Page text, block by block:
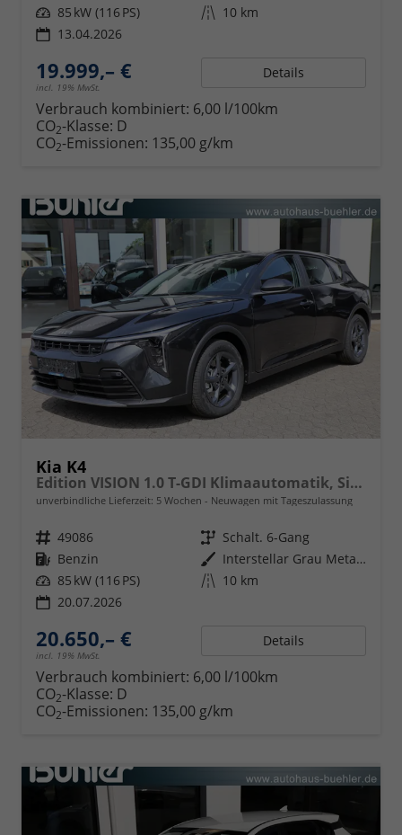
Leistung 85 kW (116 PS) Kilometerstand 10 km
13.04.2026
19.999,– €
incl. 19% MwSt.
Details
Verbrauch kombiniert: 6,00 l/100km
CO2-Klasse: D
CO2-Emissionen: 135,00 g/km
Kia K4
Edition VISION 1.0 T-GDI Klimaautomatik, Sitzheizung, Navigation, Apple Carplay, Android Auto
unverbindliche Lieferzeit: 5 Wochen Neuwagen mit Tageszulassung
Fahrzeugnr. 49086 Getriebe Schalt. 6-Gang
Kraftstoff Benzin Außenfarbe
Interstellar Grau Metallic
Leistung 85 kW (116 PS) Kilometerstand 10 km
20.07.2026
20.650,– €
incl. 19% MwSt.
Details
Verbrauch kombiniert: 6,00 l/100km
CO2-Klasse: D
CO2-Emissionen: 135,00 g/km